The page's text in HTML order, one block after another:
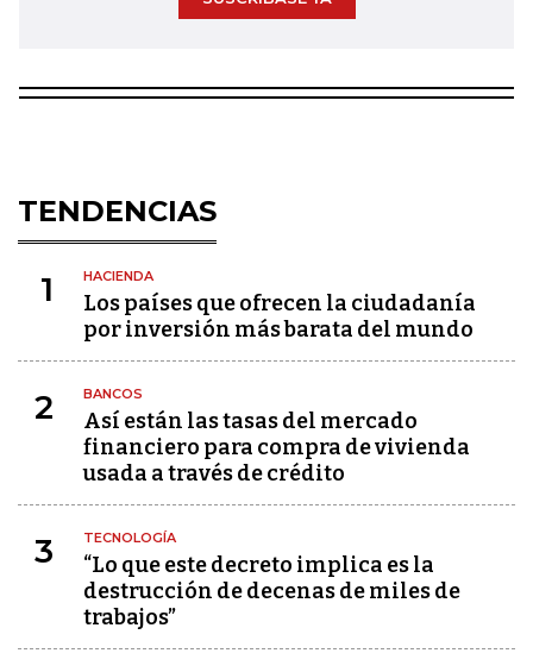
TENDENCIAS
1 HACIENDA
Los países que ofrecen la ciudadanía
por inversión más barata del mundo
2 BANCOS
Así están las tasas del mercado
financiero para compra de vivienda
usada a través de crédito
3 TECNOLOGÍA
“Lo que este decreto implica es la
destrucción de decenas de miles de
trabajos”